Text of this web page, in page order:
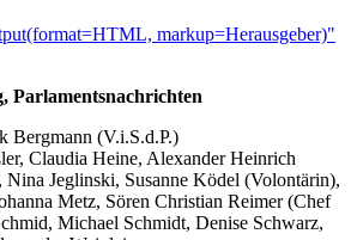
markup=Herausgeber)"
Parlamentsnachrichten
Bergmann (V.i.S.d.P.)
Claudia Heine, Alexander Heinrich
Nina Jeglinski, Susanne Ködel (Volontärin),
Metz, Sören Christian Reimer (Chef
Michael Schmidt, Denise Schwarz,